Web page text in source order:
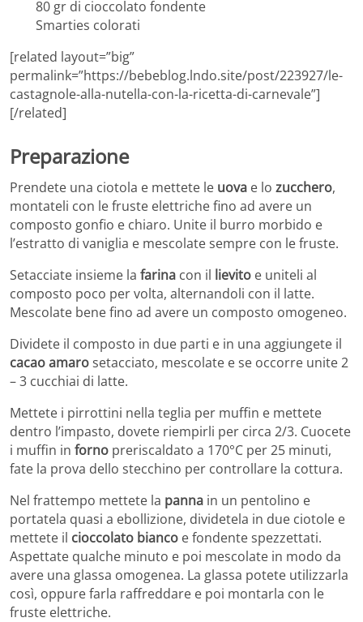
80 gr di cioccolato fondente
Smarties colorati
[related layout=”big”
permalink=”https://bebeblog.lndo.site/post/223927/le-
castagnole-alla-nutella-con-la-ricetta-di-carnevale”]
[/related]
Preparazione
Prendete una ciotola e mettete le uova e lo zucchero,
montateli con le fruste elettriche fino ad avere un
composto gonfio e chiaro. Unite il burro morbido e
l’estratto di vaniglia e mescolate sempre con le fruste.
Setacciate insieme la farina con il lievito e uniteli al
composto poco per volta, alternandoli con il latte.
Mescolate bene fino ad avere un composto omogeneo.
Dividete il composto in due parti e in una aggiungete il
cacao amarosetacciato, mescolate e se occorre unite 2
– 3 cucchiai di latte.
Mettete i pirrottini nella teglia per muffin e mettete
dentro l’impasto, dovete riempirli per circa 2/3. Cuocete
i muffin in forno preriscaldato a 170°C per 25 minuti,
fate la prova dello stecchino per controllare la cottura.
Nel frattempo mettete la panna in un pentolino e
portatela quasi a ebollizione, dividetela in due ciotole e
mettete il cioccolato bianco e fondente spezzettati.
Aspettate qualche minuto e poi mescolate in modo da
avere una glassa omogenea. La glassa potete utilizzarla
così, oppure farla raffreddare e poi montarla con le
fruste elettriche.